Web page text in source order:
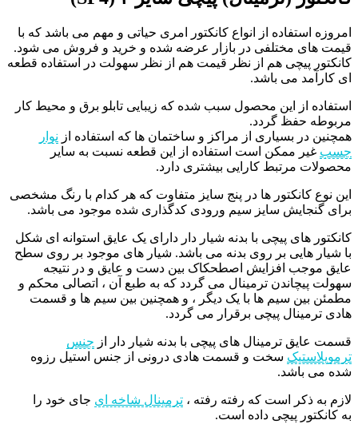
امروزه استفاده از انواع کانکتور امری حیاتی و مهم می باشد که با
قیمت های مختلفی در بازار عرضه شده و خرید و فروش می شود.
کانکتور پیچی هم از نظر قیمت هم از نظر سهولت در استفاده قطعه
ای کارآمد می باشد.
استفاده از این محصول سبب شده که زیبایی تابلو برق و محیط کار
مربوطه حفظ گردد.
همچنین در بسیاری از مراکز و ساختمان ها که استفاده از نوار
چسب غیر ممکن است استفاده از این قطعه نسبت به سایر
محصولات مرتبط کارایی بیشتری دارد.
این نوع کانکتور ها در پنج سایز متفاوت که هر کدام با رنگ مشخصی
برای گنجایش سایز سیم ورودی کدگذاری شده موجود می باشد.
کانکتور های پیچی با بدنه شیار دار دارای یک عایق استوانه ای شکل
با شیار هایی بر روی بدنه می باشد. شیار های موجود بر روی سطح
عایق موجب افزایش اصطحکاک بین دست و عایق و در نتیجه
سهولت پیچاندن ترمینال می گردد که به طبع آن ، اتصالی محکم و
مطمئن بین سیم ها با یک دیگر ، و همچنین بین سیم ها و قسمت
هادی ترمینال پیچی برقرار می گردد.
قسمت عایق ترمینال های پیچی با بدنه شیار دار از جنس
ترموپلاستیک سخت و قسمت هادی درونی از جنس استیل رزوه
شده می باشد.
لازم به ذکر است که رفته رفته ، ترمینال شاخه ای جای خود را
به کانکتور پیچی داده است.